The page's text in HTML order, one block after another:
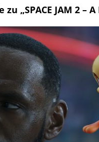
„SPACE JAM 2 – A